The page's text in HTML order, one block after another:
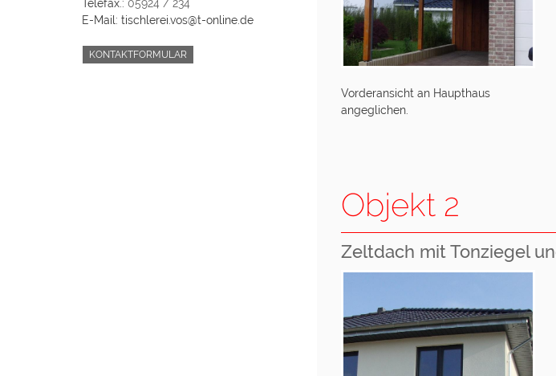
Telefax.: 05924 / 234
E-Mail: tischlerei.vos@t-online.de
KONTAKTFORMULAR
Vorderansicht an Haupthaus
angeglichen.
Objekt 2
Zeltdach mit Tonziegel